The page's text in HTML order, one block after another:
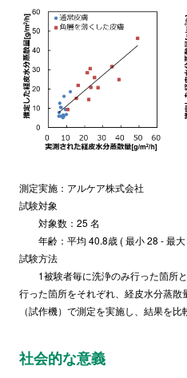
測定実施：アルケア株式会社
試験対象
対象数：25 名
年齢：平均 40.8歳 ( 最小 28 - 最大
試験方法
1被験者毎に洗浄のみ行った箇所と
行った箇所をそれぞれ、経皮水分蒸
（試作機）で測定を実施し、結果を比
社会的な意義